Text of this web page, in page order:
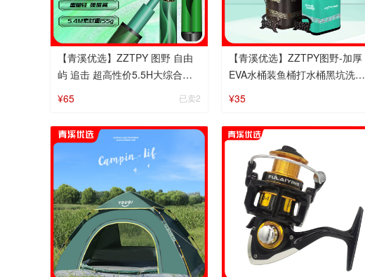
【青溪优选】ZZTPY 图野 自由
屿 追击 超高性价5.5H大综合钓
¥65 已卖2
【青溪优选】ZZTPY图野-加厚
EVA水桶装鱼桶打水桶黑坑洗手
¥35